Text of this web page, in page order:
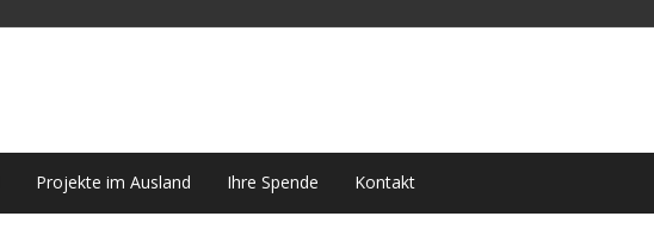
Projekte im Ausland Ihre Spende Kontakt